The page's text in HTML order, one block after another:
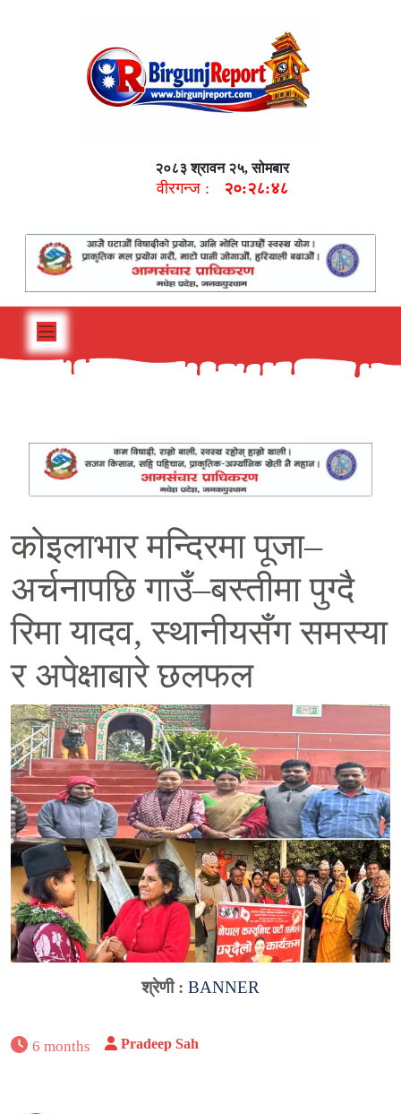
२०८३ श्रावन २५, सोमबार
वीरगन्ज : २०:२८:४९
कोइलाभार मन्दिरमा पूजा–
अर्चनापछि गाउँ–बस्तीमा पुग्दै
रिमा यादव, स्थानीयसँग समस्या
र अपेक्षाबारे छलफल
श्रेणी : BANNER
6 months Pradeep Sah